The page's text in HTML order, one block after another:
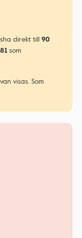
direkt till 90
som
visas. Som